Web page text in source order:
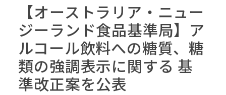
【オーストラリア・ニュー
ジーランド食品基準局】ア
ルコール飲料への糖質、糖
類の強調表示に関する 基
準改正案を公表